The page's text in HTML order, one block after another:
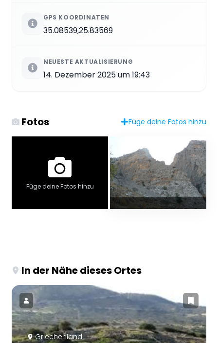
GPS KOORDINATEN
35.08539,25.83569
NEUESTE AKTUALISIERUNG
14. Dezember 2025 um 19:43
Fotos Füge deine Fotos hinzu
Füge deine Fotos hinzu
In der Nähe dieses Ortes
Griechenland